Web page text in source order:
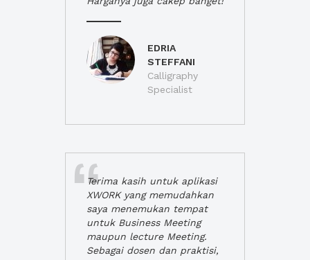
EDRIA
STEFFANI
Calligraphy
Specialist
Terima kasih untuk aplikasi
XWORK yang memudahkan
saya menemukan tempat
untuk Business Meeting
maupun lecture Meeting.
Sebagai dosen dan praktisi,